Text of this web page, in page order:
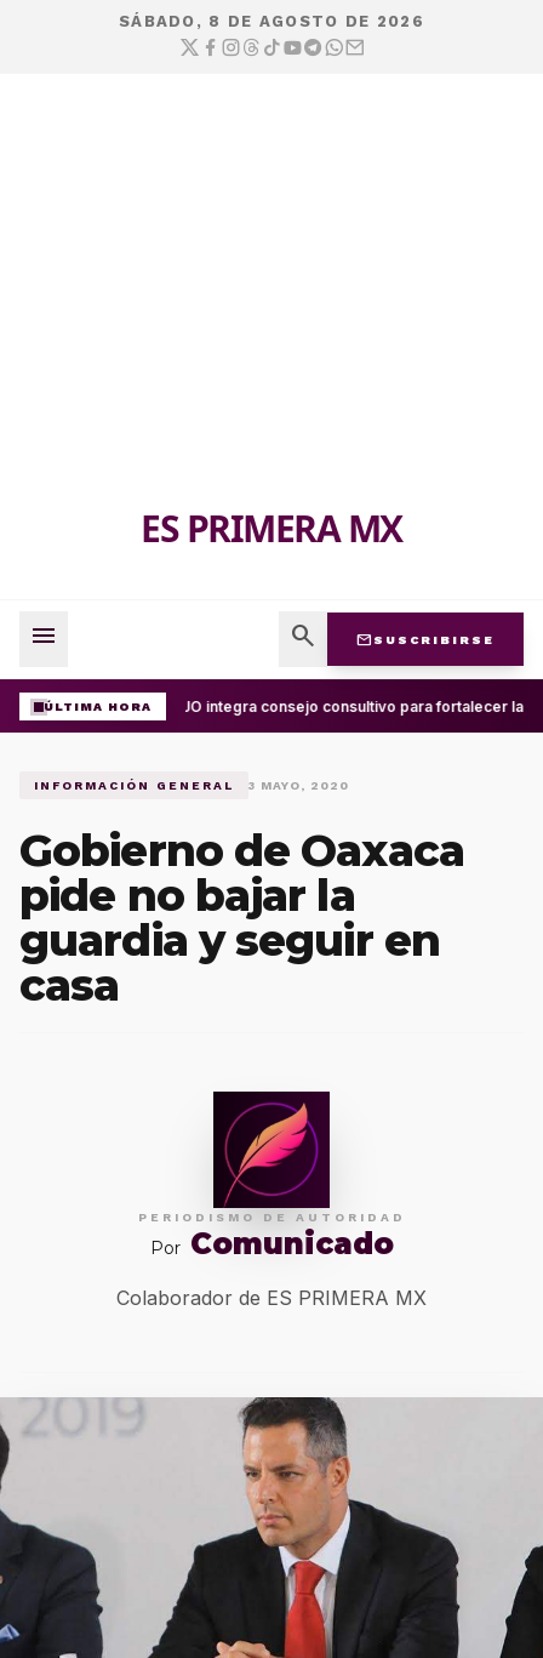
SÁBADO, 8 DE AGOSTO DE 2026
ES PRIMERA MX
menu search mail SUSCRIBIRSE
ÚLTIMA HORAUABJO integra consejo consultivo para fortalecer la
INFORMACIÓN GENERAL 3 MAYO, 2020
Gobierno de Oaxaca
pide no bajar la
guardia y seguir en
casa
PERIODISMO DE AUTORIDAD
Por Comunicado
Colaborador de ES PRIMERA MX